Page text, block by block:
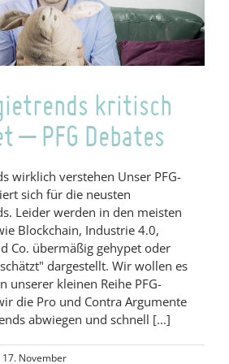
kritisch
– PFG Debates
wirklich verstehen Unser PFG-
sich für die neusten
Leider werden in den meisten
Blockchain, Industrie 4.0,
Co. übermäßig gehypet oder
dargestellt. Wir wollen es
unserer kleinen Reihe PFG-
die Pro und Contra Argumente
abwiegen und schnell [...]
17. November